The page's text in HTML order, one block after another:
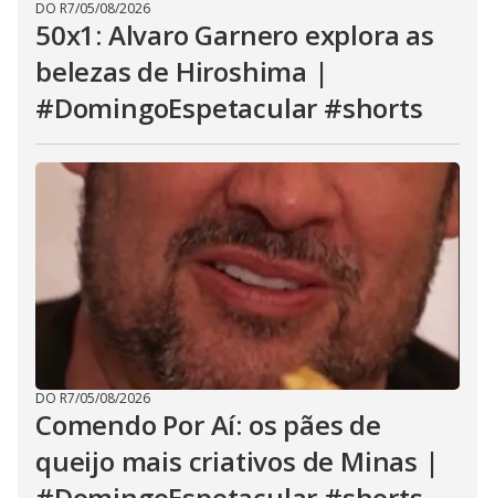
DO R7/05/08/2026
50x1: Alvaro Garnero explora as
belezas de Hiroshima |
#DomingoEspetacular #shorts
DO R7/05/08/2026
Comendo Por Aí: os pães de
queijo mais criativos de Minas |